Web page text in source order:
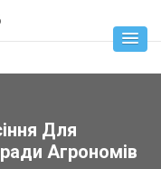
Для
Агрономів